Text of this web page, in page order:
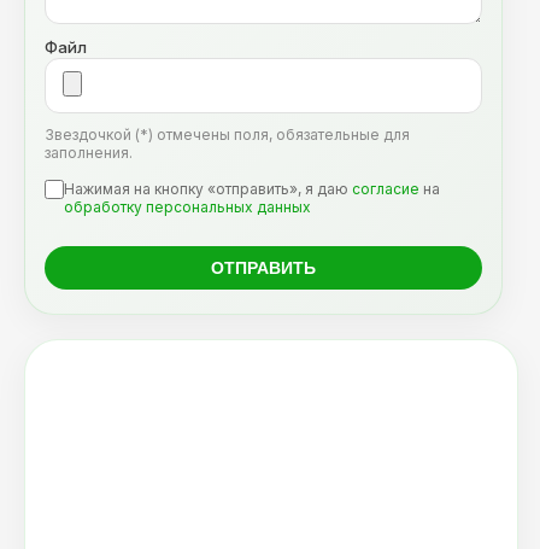
Файл
Звездочкой (*) отмечены поля, обязательные для
заполнения.
Нажимая на кнопку «отправить», я даю согласие на
обработку персональных данных